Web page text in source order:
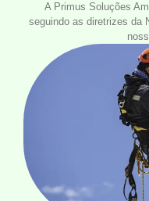
A Primus Soluções
seguindo as diretrizes da